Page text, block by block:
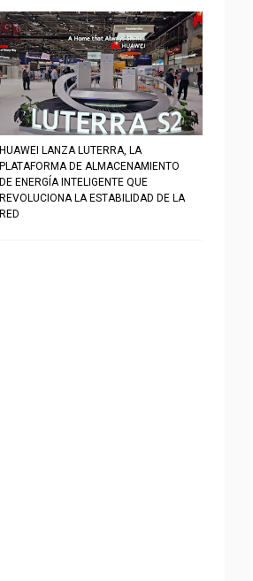
HUAWEI LANZA LUTERRA, LA
PLATAFORMA DE ALMACENAMIENTO
DE ENERGÍA INTELIGENTE QUE
REVOLUCIONA LA ESTABILIDAD DE LA
RED